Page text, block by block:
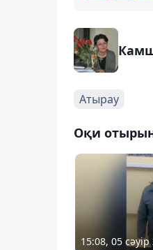
Атырау
Оқи
15:08, 05